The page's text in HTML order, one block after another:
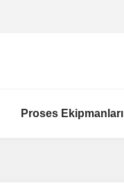
Proses Ekipmanları